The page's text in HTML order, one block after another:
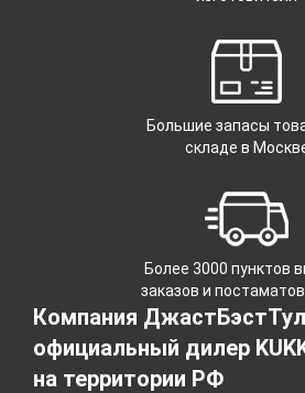
Большие запасы
складе в
Более 3000 пунктов
заказов и
Компания
официальный дилер
на территории РФ